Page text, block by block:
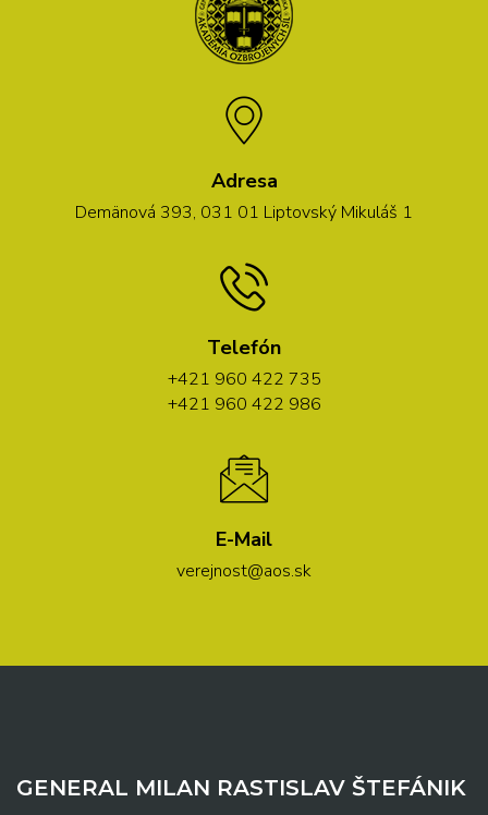
Adresa
Demänová 393, 031 01 Liptovský Mikuláš 1
Telefón
+421 960 422 735
+421 960 422 986
E-Mail
verejnost@aos.sk
GENERAL MILAN RASTISLAV ŠTEFÁNIK